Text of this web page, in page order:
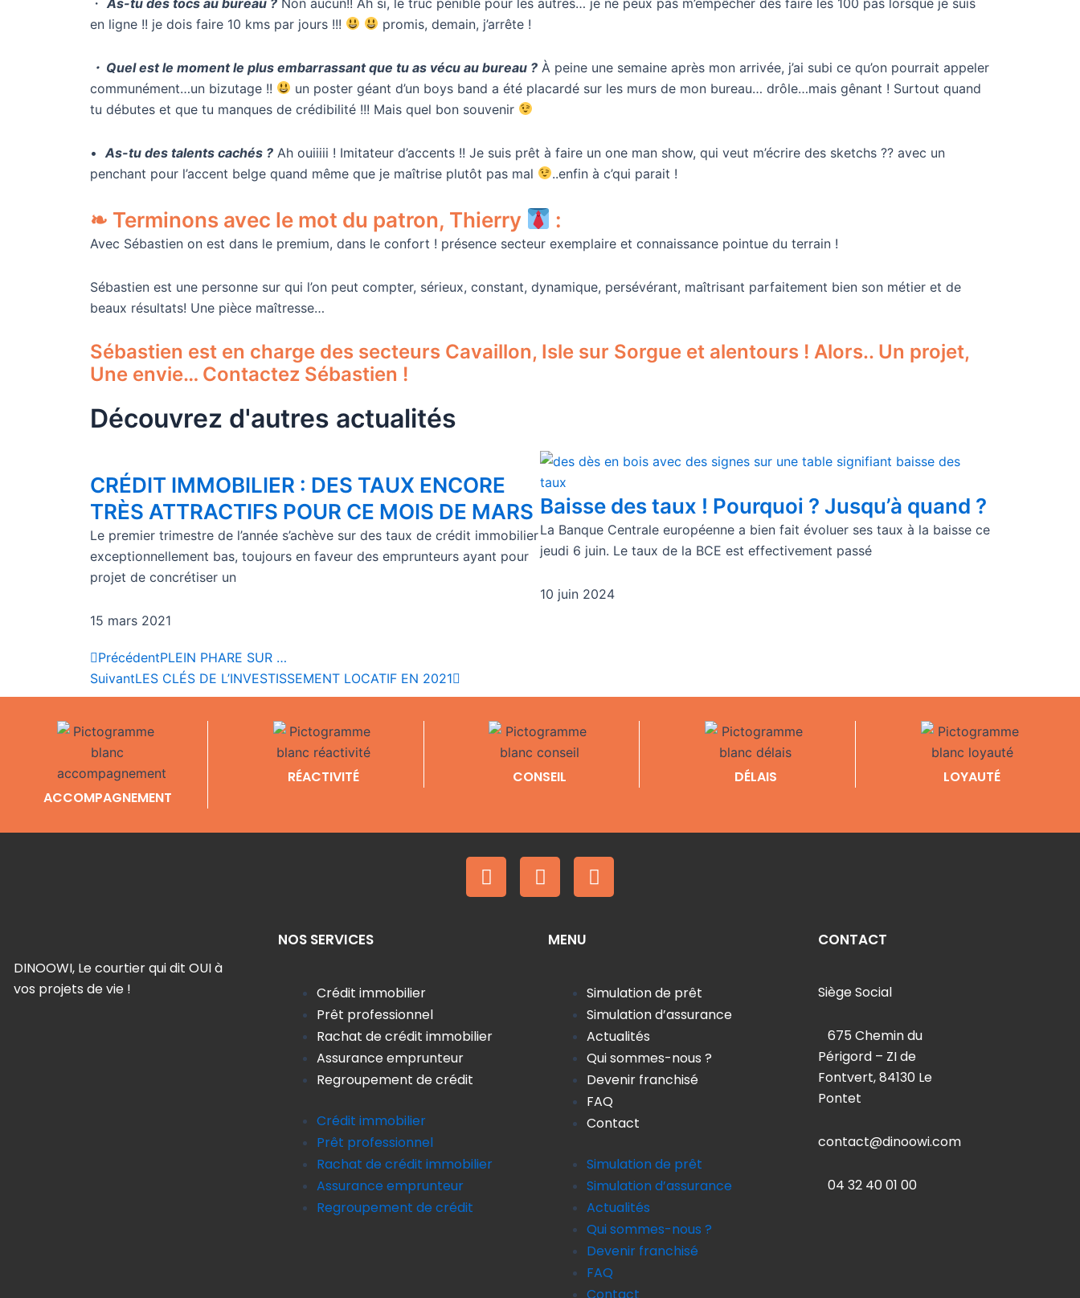
en ligne !! je dois faire 10 kms par jours !!!
promis, demain, j’arrête !
・ Quel est le moment le plus embarrassant que tu as vécu au bureau ? À peine une semaine après mon arrivée, j’ai subi ce qu’on pourrait appeler
communément…un bizutage !!
un poster géant d’un boys band a été placardé sur les murs de mon bureau… drôle…mais gênant ! Surtout quand
tu débutes et que tu manques de crédibilité !!! Mais quel bon souvenir
• As-tu des talents cachés ? Ah ouiiiii ! Imitateur d’accents !! Je suis prêt à faire un one man show, qui veut m’écrire des sketchs ?? avec un
penchant pour l’accent belge quand même que je maîtrise plutôt pas mal
..enfin à c’qui parait !
❧ Terminons avec le mot du patron, Thierry :
Avec Sébastien on est dans le premium, dans le confort ! présence secteur exemplaire et connaissance pointue du terrain !
Sébastien est une personne sur qui l’on peut compter, sérieux, constant, dynamique, persévérant, maîtrisant parfaitement bien son métier et de
beaux résultats! Une pièce maîtresse…
Sébastien est en charge des secteurs Cavaillon, Isle sur Sorgue et alentours ! Alors.. Un projet,
Une envie… Contactez Sébastien !
Découvrez d'autres actualités
CRÉDIT IMMOBILIER : DES TAUX ENCORE
TRÈS ATTRACTIFS POUR CE MOIS DE MARS
Le premier trimestre de l’année s’achève sur des taux de crédit immobilier
exceptionnellement bas, toujours en faveur des emprunteurs ayant pour
projet de concrétiser un
15 mars 2021
Baisse des taux ! Pourquoi ? Jusqu’à quand ?
La Banque Centrale européenne a bien fait évoluer ses taux à la baisse ce
jeudi 6 juin. Le taux de la BCE est effectivement passé
10 juin 2024
Précédent
PrécédentPLEIN PHARE SUR …
SuivantLES CLÉS DE L’INVESTISSEMENT LOCATIF EN 2021
ACCOMPAGNEMENT
RÉACTIVITÉ CONSEIL DÉLAIS LOYAUTÉ
F
a
I
n
a
Y
o
e
DINOOWI, Le courtier qui dit OUI à
vos projets de vie !
NOS SERVICES
Crédit immobilier
Prêt professionnel
Rachat de crédit immobilier
Assurance emprunteur
Regroupement de crédit
Crédit immobilier
Prêt professionnel
Rachat de crédit immobilier
Assurance emprunteur
Regroupement de crédit
MENU
Simulation de prêt
Simulation d’assurance
Actualités
Qui sommes-nous ?
Devenir franchisé
FAQ
Contact
Simulation de prêt
Simulation d’assurance
Actualités
Qui sommes-nous ?
Devenir franchisé
FAQ
CONTACT
Siège Social
675 Chemin du
Périgord – ZI de
Fontvert, 84130 Le
Pontet
contact@dinoowi.com
04 32 40 01 00